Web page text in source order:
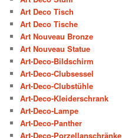
Art Deco Tisch
Art Deco Tische
Art Nouveau Bronze
Art Nouveau Statue
Art-Deco-Bildschirm
Art-Deco-Clubsessel
Art-Deco-Clubstühle
Art-Deco-Kleiderschrank
Art-Deco-Lampe
Art-Deco-Panther
Art-Deco-Porzellanschränke